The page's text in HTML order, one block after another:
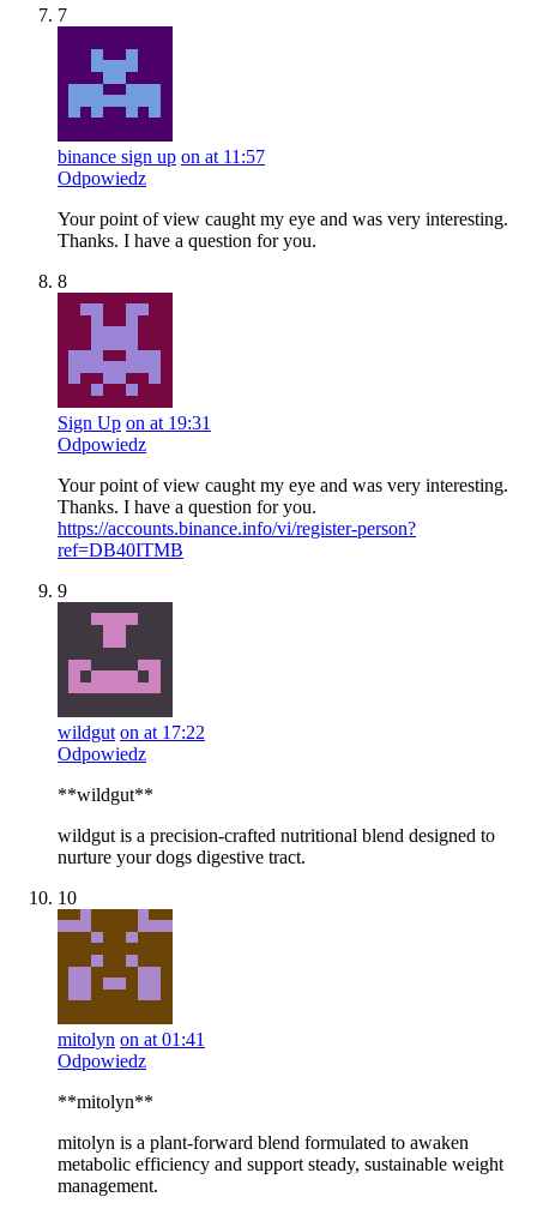
7
binance sign up on at 11:57
Odpowiedz
Your point of view caught my eye and was very interesting.
Thanks. I have a question for you.
8
Sign Up on at 19:31
Odpowiedz
Your point of view caught my eye and was very interesting.
Thanks. I have a question for you.
https://accounts.binance.info/vi/register-person?
ref=DB40ITMB
9
wildgut on at 17:22
Odpowiedz
**wildgut**
wildgut is a precision-crafted nutritional blend designed to
nurture your dogs digestive tract.
10
mitolyn on at 01:41
Odpowiedz
**mitolyn**
mitolyn is a plant-forward blend formulated to awaken
metabolic efficiency and support steady, sustainable weight
management.